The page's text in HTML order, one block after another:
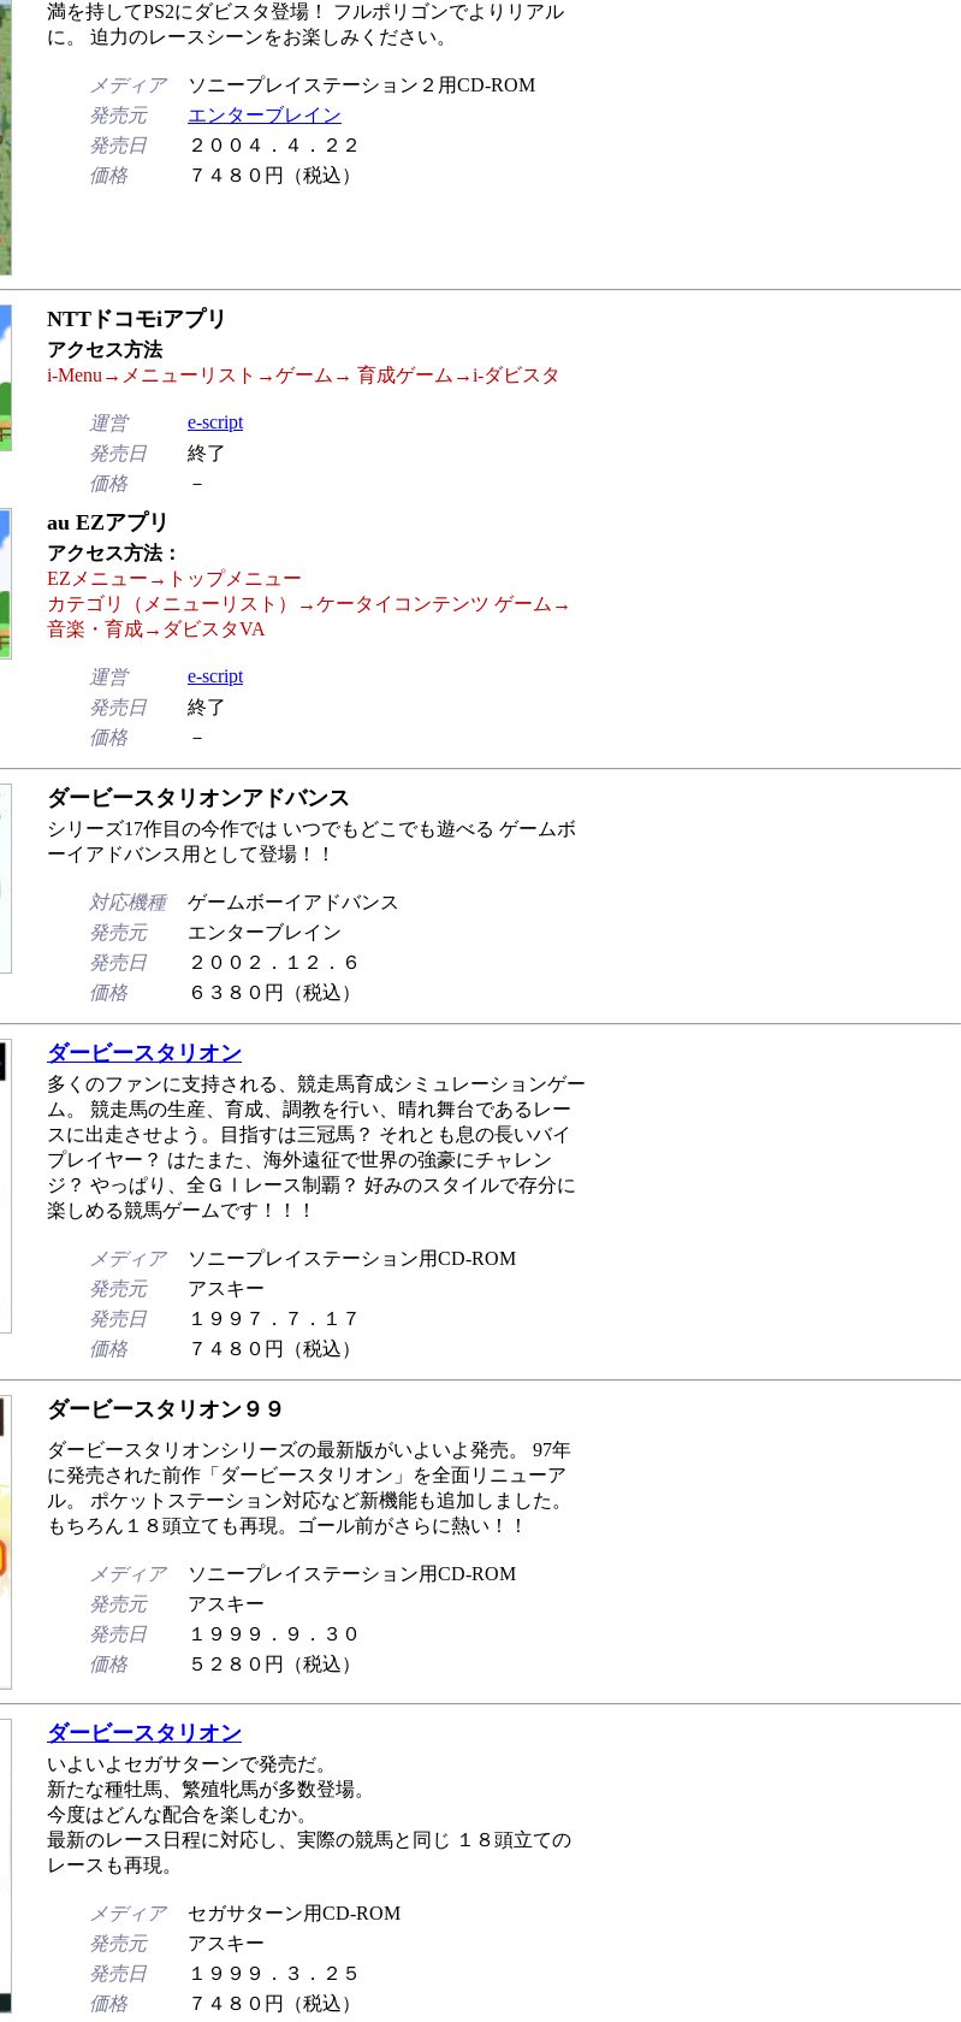
満を持してPS2にダビスタ登場！ フルポリゴンでよりリアル
に。 迫力のレースシーンをお楽しみください。
メディア
ソニープレイステーション２用CD-ROM
発売元
エンターブレイン
発売日
２００４．４．２２
価格
７４８０円（税込）
NTTドコモiアプリ
アクセス方法
i-Menu→メニューリスト→ゲーム→ 育成ゲーム→i-ダビスタ
運営
e-script
発売日
終了
価格
－
au EZアプリ
アクセス方法：
EZメニュー→トップメニュー
カテゴリ（メニューリスト）→ケータイコンテンツ ゲーム→
音楽・育成→ダビスタVA
運営
e-script
発売日
終了
価格
－
ダービースタリオンアドバンス
シリーズ17作目の今作では いつでもどこでも遊べる ゲームボ
ーイアドバンス用として登場！！
対応機種
ゲームボーイアドバンス
発売元
エンターブレイン
発売日
２００２．１２．６
価格
６３８０円（税込）
ダービースタリオン
多くのファンに支持される、競走馬育成シミュレーションゲー
ム。 競走馬の生産、育成、調教を行い、晴れ舞台であるレー
スに出走させよう。目指すは三冠馬？ それとも息の長いバイ
プレイヤー？ はたまた、海外遠征で世界の強豪にチャレン
ジ？ やっぱり、全ＧⅠレース制覇？ 好みのスタイルで存分に
楽しめる競馬ゲームです！！！
メディア
ソニープレイステーション用CD-ROM
発売元
アスキー
発売日
１９９７．７．１７
価格
７４８０円（税込）
ダービースタリオン９９
ダービースタリオンシリーズの最新版がいよいよ発売。 97年
に発売された前作「ダービースタリオン」を全面リニューア
ル。 ポケットステーション対応など新機能も追加しました。
もちろん１８頭立ても再現。ゴール前がさらに熱い！！
メディア
ソニープレイステーション用CD-ROM
発売元
アスキー
発売日
１９９９．９．３０
価格
５２８０円（税込）
ダービースタリオン
いよいよセガサターンで発売だ。
新たな種牡馬、繁殖牝馬が多数登場。
今度はどんな配合を楽しむか。
最新のレース日程に対応し、実際の競馬と同じ １８頭立ての
レースも再現。
メディア
セガサターン用CD-ROM
発売元
アスキー
発売日
１９９９．３．２５
価格
７４８０円（税込）